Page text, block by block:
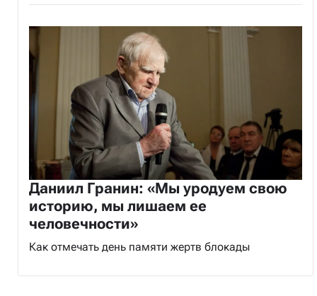
Даниил Гранин: «Мы уродуем свою
историю, мы лишаем ее
человечности»
Как отмечать день памяти жертв блокады